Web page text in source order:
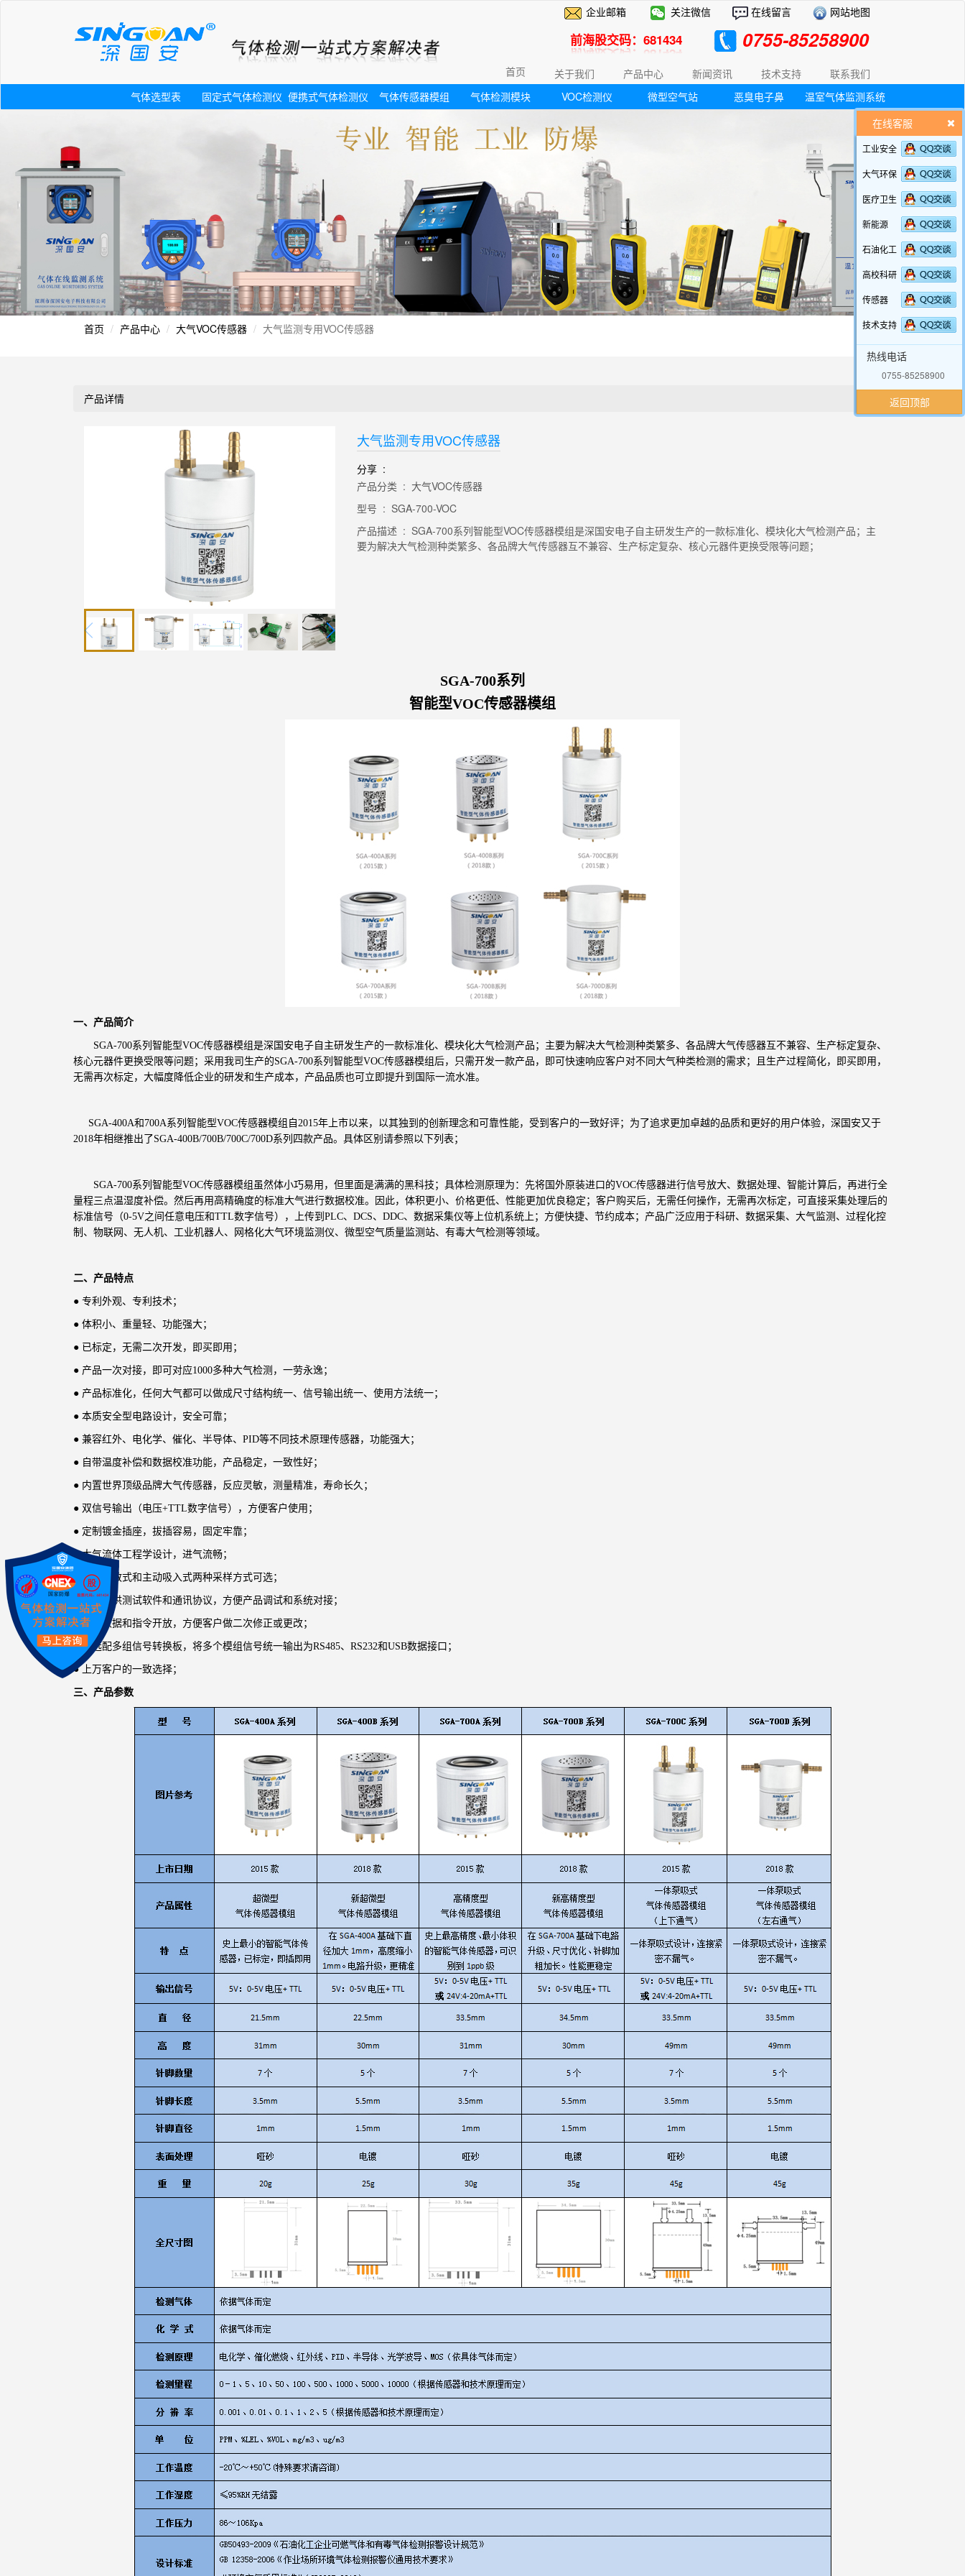
企业邮箱 关注微信 在线留言 网站地图
前海股交码：681434 0755-85258900
首页 关于我们 产品中心 新闻资讯 技术支持
联系我们
气体选型表
固定式气体检测仪 便携式气体检测仪 气体传感器模组 气体检测模块 VOC检测仪 微型空气站 恶臭电子鼻 温室气体监测系统
首页 产品中心 大气VOC传感器 大气监测专用VOC传感器
产品详情
大气监测专用VOC传感器
分享 :
产品分类 : 大气VOC传感器
型号 : SGA-700-VOC
产品描述 : SGA-700系列智能型VOC传感器模组是深国安电子自主研发生产的一款标准化、模块化大气检测产品；主
要为解决大气检测种类繁多、各品牌大气传感器互不兼容、生产标定复杂、核心元器件更换受限等问题；
SGA-700系列
智能型VOC传感器模组
一、产品简介
SGA-700系列 智能型VOC传感器模组是深国安电子自主研发生产的一款标准化、模块化大气检测产品；主要为解决大气检测种类繁多、各品牌大气传感器互不兼容、生产标定复杂、
核心元器件更换受限等问题；采用我司生产的SGA-700系列智能型VOC传感器模组后，只需开发一款产品，即可快速响应客户对不同大气种类检测的需求；且生产过程简化，即买即用，
无需再次标定，大幅度降低企业的研发和生产成本，产品品质也可立即提升到国际一流水准。
SGA-400A和700A系列智能型VOC传感器模组自2015年上市以来，以其独到的创新理念和可靠性能，受到客户的一致好评；为了追求更加卓越的品质和更好的用户体验，深国安又于
2018年相继推出了SGA-400B/700B/700C/700D系列四款产品。具体区别请参照以下列表；
SGA-700系列智能型VOC传感器模组虽然体小巧易用，但里面是满满的黑科技；具体检测原理为：先将国外原装进口的VOC传感器进行信号放大、数据处理、智能计算后，再进行全
量程三点温湿度补偿。然后再用高精确度的标准大气进行数据校准。因此，体积更小、价格更低、性能更加优良稳定；客户购买后，无需任何操作，无需再次标定，可直接采集处理后的
标准信号（0-5V之间任意电压和TTL数字信号），上传到PLC、DCS、DDC、数据采集仪等上位机系统上；方便快捷、节约成本； 产品广泛应用于科研、数据采集、大气监测、过程化控
制、物联网、无人机、工业机器人、网格化大气环境监测仪、微型空气质量监测站、有毒大气检测等领域。
二、产品特点
● 专利外观、专利技术；
● 体积小、重量轻、功能强大；
● 已标定，无需二次开发，即买即用；
● 产品一次对接，即可对应1000多种大气检测，一劳永逸；
● 产品标准化， 任何大气都可以做成尺寸结构统一、信号输出统一、使用方法统一；
● 本质安全型电路设计，安全可靠；
● 兼容红外、电化学、催化、半导体、PID等不同技术原理传感器，功能强大；
● 自带温度补偿和数据校准功能，产品稳定，一致性好；
● 内置世界顶级品牌大气传感器，反应灵敏，测量精准，寿命长久；
● 双信号输出（电压+TTL数字信号），方便客户使用；
● 定制镀金插座，拔插容易，固定牢靠；
●大气流体工程学设计，进气流畅；
● 自然扩散式和主动吸入式两种采样方式可选；
●免费提供测试软件和通讯协议，方便产品调试和系统对接；
●内部数据和指令开放，方便客户做二次修正或更改；
●可选配多组信号转换板，将多个模组信号统一输出为RS485、RS232和USB数据接口；
● 上万客户的一致选择；
三、 产品参数
在线客服
工业安全
大气环保
医疗卫生
新能源
石油化工
高校科研
传感器
技术支持
热线电话
0755-85258900
返回顶部